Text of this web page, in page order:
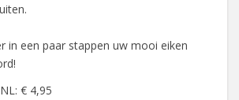
in een paar stappen uw mooi eiken
€ 4,95